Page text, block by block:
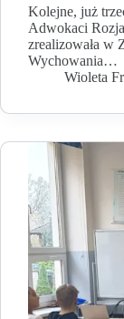
Kolejne, już
Adwokaci
zrealizowała w
Wychowania…
Wioleta